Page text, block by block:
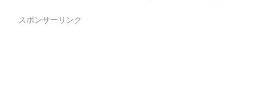
スポンサーリンク